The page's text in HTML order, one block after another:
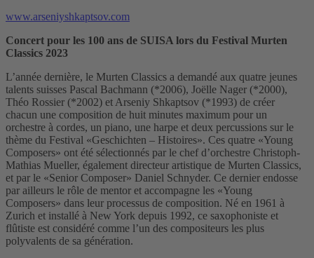
www.arseniyshkaptsov.com
Concert pour les 100 ans de SUISA lors du Festival Murten
Classics 2023
L’année dernière, le Murten Classics a demandé aux quatre jeunes
talents suisses Pascal Bachmann (*2006), Joëlle Nager (*2000),
Théo Rossier (*2002) et Arseniy Shkaptsov (*1993) de créer
chacun une composition de huit minutes maximum pour un
orchestre à cordes, un piano, une harpe et deux percussions sur le
thème du Festival «Geschichten – Histoires». Ces quatre «Young
Composers» ont été sélectionnés par le chef d’orchestre Christoph-
Mathias Mueller, également directeur artistique de Murten Classics,
et par le «Senior Composer» Daniel Schnyder. Ce dernier endosse
par ailleurs le rôle de mentor et accompagne les «Young
Composers» dans leur processus de composition. Né en 1961 à
Zurich et installé à New York depuis 1992, ce saxophoniste et
flûtiste est considéré comme l’un des compositeurs les plus
polyvalents de sa génération.